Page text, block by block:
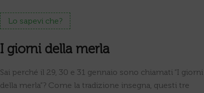
Lo sapevi che?
I giorni della merla
Sai perché il 29, 30 e 31 gennaio sono chiamati “I giorni
della merla”? Come la tradizione insegna, questi tre